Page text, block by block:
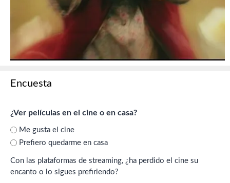
Encuesta
¿Ver películas en el cine o en casa?
Me gusta el cine
Prefiero quedarme en casa
Con las plataformas de streaming, ¿ha perdido el cine su
encanto o lo sigues prefiriendo?